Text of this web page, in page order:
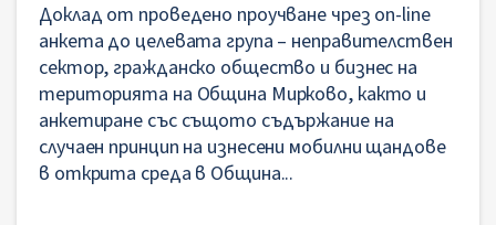
Доклад от проведено проучване чрез on-line
анкета до целевата група – неправителствен
сектор, гражданско общество и бизнес на
територията на Община Мирково, както и
анкетиране със същото съдържание на
случаен принцип на изнесени мобилни щандове
в открита среда в Община...